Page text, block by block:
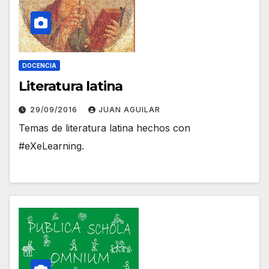
DOCENCIA
Literatura latina
29/09/2016 JUAN AGUILAR
Temas de literatura latina hechos con
#eXeLearning.